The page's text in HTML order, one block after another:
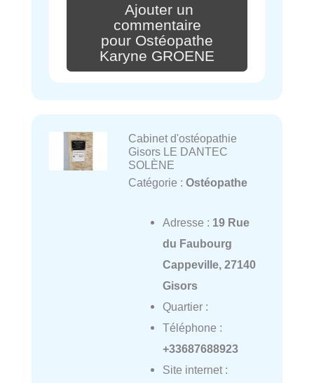
Ajouter un
commentaire
pour Ostéopathe
Karyne GROENE
Cabinet d'ostéopathie
Gisors LE DANTEC
SOLÈNE
Catégorie : Ostéopathe
Adresse : 19 Rue
du Faubourg
Cappeville, 27140
Gisors
Quartier :
Téléphone :
+33687688923
Site internet :